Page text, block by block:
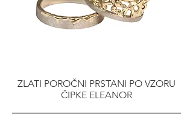
ZLATI POROČNI PRSTANI PO VZORU
ČIPKE ELEANOR